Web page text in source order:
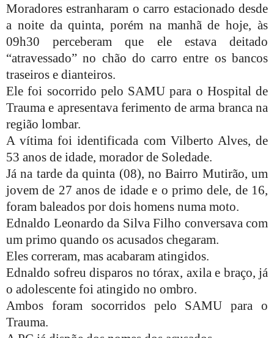
Moradores estranharam o carro estacionado desde
a noite da quinta, porém na manhã de hoje, às
09h30 perceberam que ele estava deitado
“atravessado” no chão do carro entre os bancos
traseiros e dianteiros.
Ele foi socorrido pelo SAMU para o Hospital de
Trauma e apresentava ferimento de arma branca na
região lombar.
A vítima foi identificada com Vilberto Alves, de
53 anos de idade, morador de Soledade.
Já na tarde da quinta (08), no Bairro Mutirão, um
jovem de 27 anos de idade e o primo dele, de 16,
foram baleados por dois homens numa moto.
Ednaldo Leonardo da Silva Filho conversava com
um primo quando os acusados chegaram.
Eles correram, mas acabaram atingidos.
Ednaldo sofreu disparos no tórax, axila e braço, já
o adolescente foi atingido no ombro.
Ambos foram socorridos pelo SAMU para o
Trauma.